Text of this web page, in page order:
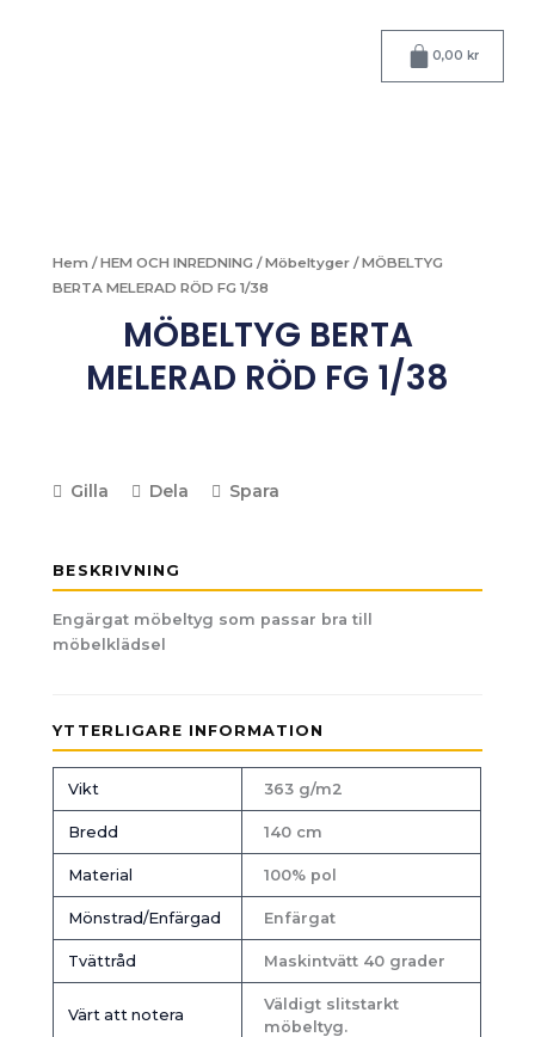
0,00 kr
Varukorg
Hem /HEM OCH INREDNING /Möbeltyger / MÖBELTYG
BERTA MELERAD RÖD FG 1/38
MÖBELTYG BERTA
MELERAD RÖD FG 1/38
Gilla Dela Spara
BESKRIVNING
Engärgat möbeltyg som passar bra till
möbelklädsel
YTTERLIGARE INFORMATION
Vikt 363 g/m2
Bredd 140 cm
Material 100% pol
Mönstrad/Enfärgad Enfärgat
Tvättråd Maskintvätt 40 grader
Värt att notera
Väldigt slitstarkt
möbeltyg.